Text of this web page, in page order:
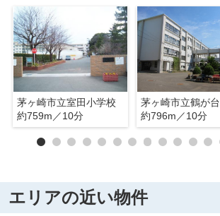
茅ヶ崎市立室田小学校
約759m／10分
約796m／10分
エリアの近い物件